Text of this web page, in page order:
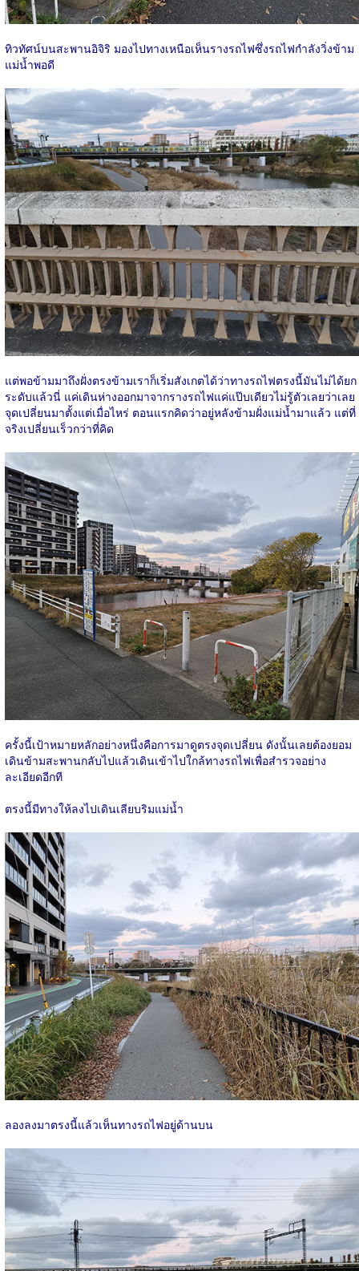
ทิวทัศน์บนสะพานอิจิริ มองไปทางเหนือเห็นรางรถไฟซึ่งรถไฟกำลังวิ่งข้าม
แม่น้ำพอดี
แต่พอข้ามมาถึงฝั่งตรงข้ามเราก็เริ่มสังเกตได้ว่าทางรถไฟตรงนี้มันไม่ได้ยก
ระดับแล้วนี่ แค่เดินห่างออกมาจากรางรถไฟแค่แป๊บเดียวไม่รู้ตัวเลยว่าเลย
จุดเปลี่ยนมาตั้งแต่เมื่อไหร่ ตอนแรกคิดว่าอยู่หลังข้ามฝั่งแม่น้ำมาแล้ว แต่ที่
จริงเปลี่ยนเร็วกว่าที่คิด
ครั้งนี้เป้าหมายหลักอย่างหนึ่งคือการมาดูตรงจุดเปลี่ยน ดังนั้นเลยต้องยอม
เดินข้ามสะพานกลับไปแล้วเดินเข้าไปใกล้ทางรถไฟเพื่อสำรวจอย่าง
ละเอียดอีกที
ตรงนี้มีทางให้ลงไปเดินเลียบริมแม่น้ำ
ลองลงมาตรงนี้แล้วเห็นทางรถไฟอยู่ด้านบน